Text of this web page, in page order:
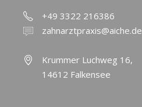
+49 3322 216386
zahnarztpraxis@aiche.de
Krummer Luchweg 16,
14612 Falkensee